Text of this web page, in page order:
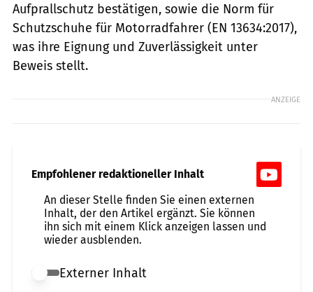
Aufprallschutz bestätigen, sowie die Norm für
Schutzschuhe für Motorradfahrer (EN 13634:2017),
was ihre Eignung und Zuverlässigkeit unter
Beweis stellt.
ANZEIGE
Empfohlener redaktioneller Inhalt
An dieser Stelle finden Sie einen externen
Inhalt, der den Artikel ergänzt. Sie können
ihn sich mit einem Klick anzeigen lassen und
wieder ausblenden.
Externer Inhalt erlauben
Externer Inhalt